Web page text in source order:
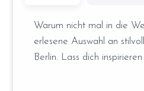
Warum nicht mal in die
erlesene Auswahl an
Berlin. Lass dich